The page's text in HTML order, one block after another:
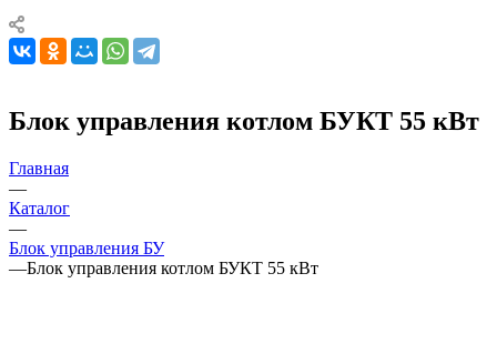
Блок управления котлом БУКТ 55 кВт
Главная
—
Каталог
—
Блок управления БУ
—Блок управления котлом БУКТ 55 кВт